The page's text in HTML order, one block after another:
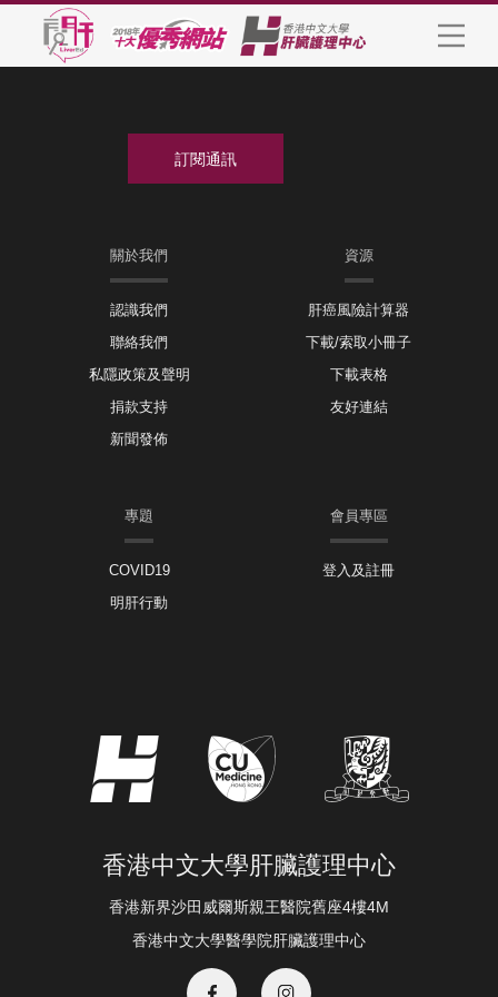
關於我們
認識我們
聯絡我們
私隱政策及聲明
捐款支持
新聞發佈
資源
肝癌風險計算器
下載/索取小冊子
下載表格
友好連結
專題
COVID19
明肝行動
會員專區
登入及註冊
香港中文大學肝臟護理中心
香港新界沙田威爾斯親王醫院舊座4樓4M
香港中文大學醫學院肝臟護理中心